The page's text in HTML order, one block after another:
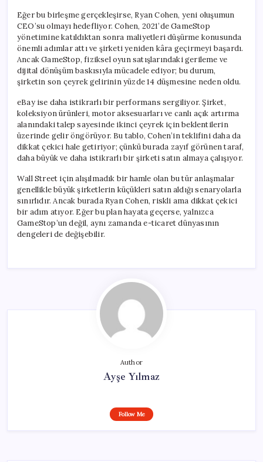
Eğer bu birleşme gerçekleşirse, Ryan Cohen, yeni oluşumun
CEO’su olmayı hedefliyor. Cohen, 2021’de GameStop
yönetimine katıldıktan sonra maliyetleri düşürme konusunda
önemli adımlar attı ve şirketi yeniden kâra geçirmeyi başardı.
Ancak GameStop, fiziksel oyun satışlarındaki gerileme ve
dijital dönüşüm baskısıyla mücadele ediyor; bu durum,
şirketin son çeyrek gelirinin yüzde 14 düşmesine neden oldu.
eBay ise daha istikrarlı bir performans sergiliyor. Şirket,
koleksiyon ürünleri, motor aksesuarları ve canlı açık artırma
alanındaki talep sayesinde ikinci çeyrek için beklentilerin
üzerinde gelir öngörüyor. Bu tablo, Cohen’in teklifini daha da
dikkat çekici hale getiriyor; çünkü burada zayıf görünen taraf,
daha büyük ve daha istikrarlı bir şirketi satın almaya çalışıyor.
Wall Street için alışılmadık bir hamle olan bu tür anlaşmalar
genellikle büyük şirketlerin küçükleri satın aldığı senaryolarla
sınırlıdır. Ancak burada Ryan Cohen, riskli ama dikkat çekici
bir adım atıyor. Eğer bu plan hayata geçerse, yalnızca
GameStop’un değil, aynı zamanda e-ticaret dünyasının
dengeleri de değişebilir.
Author
Ayşe Yılmaz
Follow Me